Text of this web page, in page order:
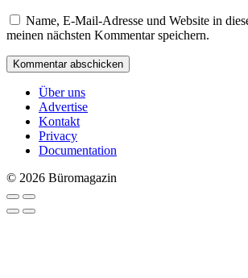
Name, E-Mail-Adresse und Website in
meinen nächsten Kommentar speichern.
Über uns
Advertise
Kontakt
Privacy
Documentation
© 2026 Büromagazin